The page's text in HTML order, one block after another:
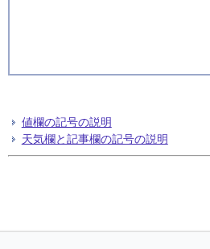
値欄の記号の説明
天気欄と記事欄の記号の説明